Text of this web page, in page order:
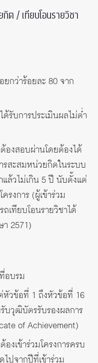
ต / เทียบโอนรายวิชา
ยกว่าร้อยละ 80 จาก
ด้รับการประเมินผลไม่ต่ำ
องสอบผ่านโดยต้องได้
รสะสมหน่วยกิตในระบบ
ล้วไม่เกิน 5 ปี นับตั้งแต่
รงการ (ผู้เข้าร่วม
เทียบโอนรายวิชาได้
2571)
อบรม
หัวข้อที่ 1 ถึงหัวข้อที่ 16
บวุฒิบัตรรับรองผลการ
of Achievement)
องเข้าร่วมโครงการครบ
ปจากปีที่เข้าร่วม